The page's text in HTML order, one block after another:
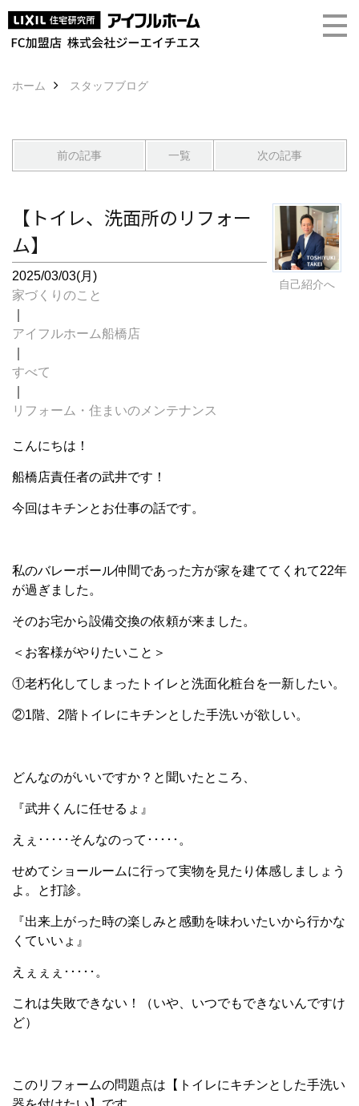
ホーム スタッフブログ
前の記事 一覧 次の記事
自己紹介へ
【トイレ、洗面所のリフォー
ム】
2025/03/03(月)
家づくりのこと
アイフルホーム船橋店
すべて
リフォーム・住まいのメンテナンス
こんにちは！
船橋店責任者の武井です！
今回はキチンとお仕事の話です。
私のバレーボール仲間であった方が家を建ててくれて22年
が過ぎました。
そのお宅から設備交換の依頼が来ました。
＜お客様がやりたいこと＞
①老朽化してしまったトイレと洗面化粧台を一新したい。
②1階、2階トイレにキチンとした手洗いが欲しい。
どんなのがいいですか？と聞いたところ、
『武井くんに任せるょ』
えぇ･････そんなのって･････。
せめてショールームに行って実物を見たり体感しましょう
よ。と打診。
『出来上がった時の楽しみと感動を味わいたいから行かな
くていいょ』
えぇぇぇ･････。
これは失敗できない！（いや、いつでもできないんですけ
ど）
このリフォームの問題点は【トイレにキチンとした手洗い